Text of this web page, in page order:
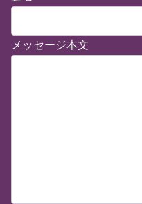
メッセージ本文